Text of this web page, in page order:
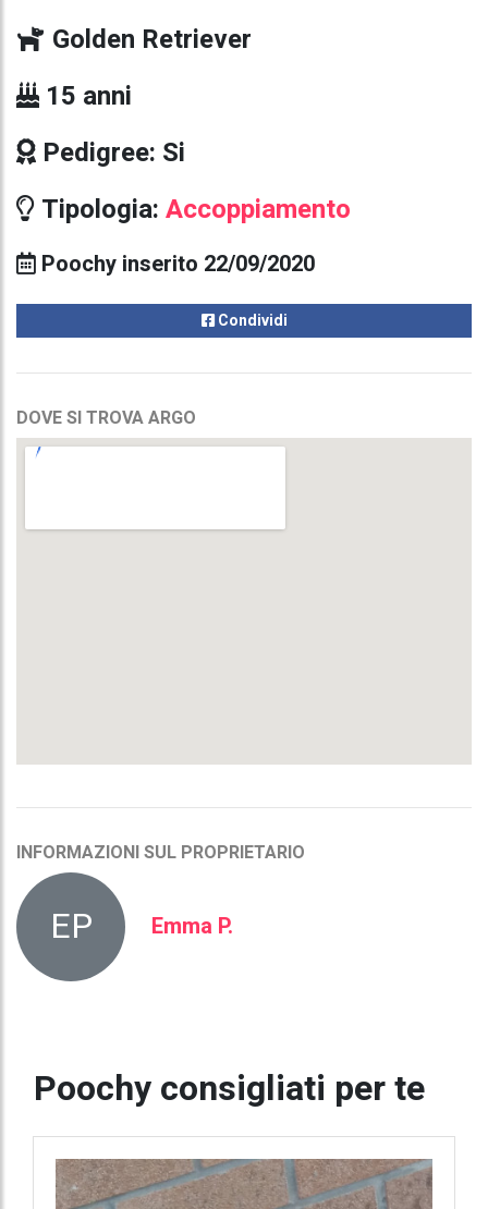
Golden Retriever
15 anni
Pedigree: Si
Tipologia: Accoppiamento
Poochy inserito 22/09/2020
Condividi
DOVE SI TROVA ARGO
INFORMAZIONI SUL PROPRIETARIO
EP Emma P.
Poochy consigliati per te